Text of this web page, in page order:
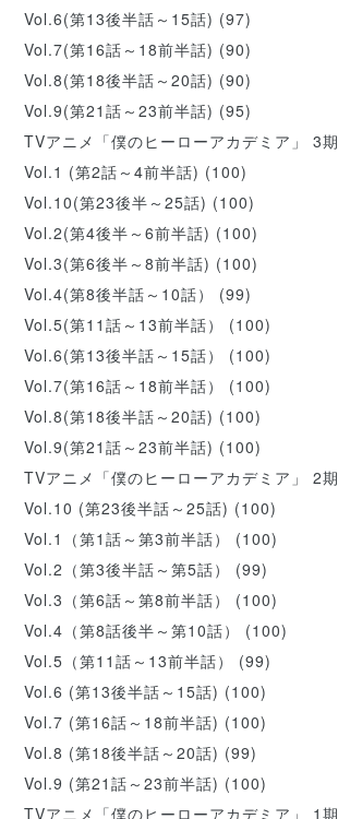
Vol.6(第13後半話～15話) (97)
Vol.7(第16話～18前半話) (90)
Vol.8(第18後半話～20話) (90)
Vol.9(第21話～23前半話) (95)
TVアニメ「僕のヒーローアカデミア」 3期
Vol.1 (第2話～4前半話) (100)
Vol.10(第23後半～25話) (100)
Vol.2(第4後半～6前半話) (100)
Vol.3(第6後半～8前半話) (100)
Vol.4(第8後半話～10話）
(99)
Vol.5(第11話～13前半話）
(100)
Vol.6(第13後半話～15話）
(100)
Vol.7(第16話～18前半話）
(100)
Vol.8(第18後半話～20話) (100)
Vol.9(第21話～23前半話) (100)
TVアニメ「僕のヒーローアカデミア」 2期
Vol.10 (第23後半話～25話) (100)
Vol.1（第1話～第3前半話）
(100)
Vol.2（第3後半話～第5話）
(99)
Vol.3（第6話～第8前半話）
(100)
Vol.4（第8話後半～第10話）
(100)
Vol.5（第11話～13前半話）
(99)
Vol.6 (第13後半話～15話) (100)
Vol.7 (第16話～18前半話) (100)
Vol.8 (第18後半話～20話) (99)
Vol.9 (第21話～23前半話) (100)
TVアニメ「僕のヒーローアカデミア」 1期